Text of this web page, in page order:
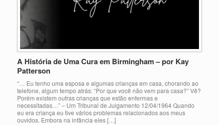
A História de Uma Cura em Birmingham – por Kay
Patterson
“… Eu tenho uma esposa e algumas crianças em casa, chorando ao
telefone, algum tempo atrás: “Por que você não vem para casa?” Vê?
Porém existem outras crianças que estão enfermas e
necessitadas…” – Um Tribunal de Julgamento 12/04/1964 Quando
eu era criança eu tive vários problemas relacionados aos meus
ouvidos. Embora na infância eles […]